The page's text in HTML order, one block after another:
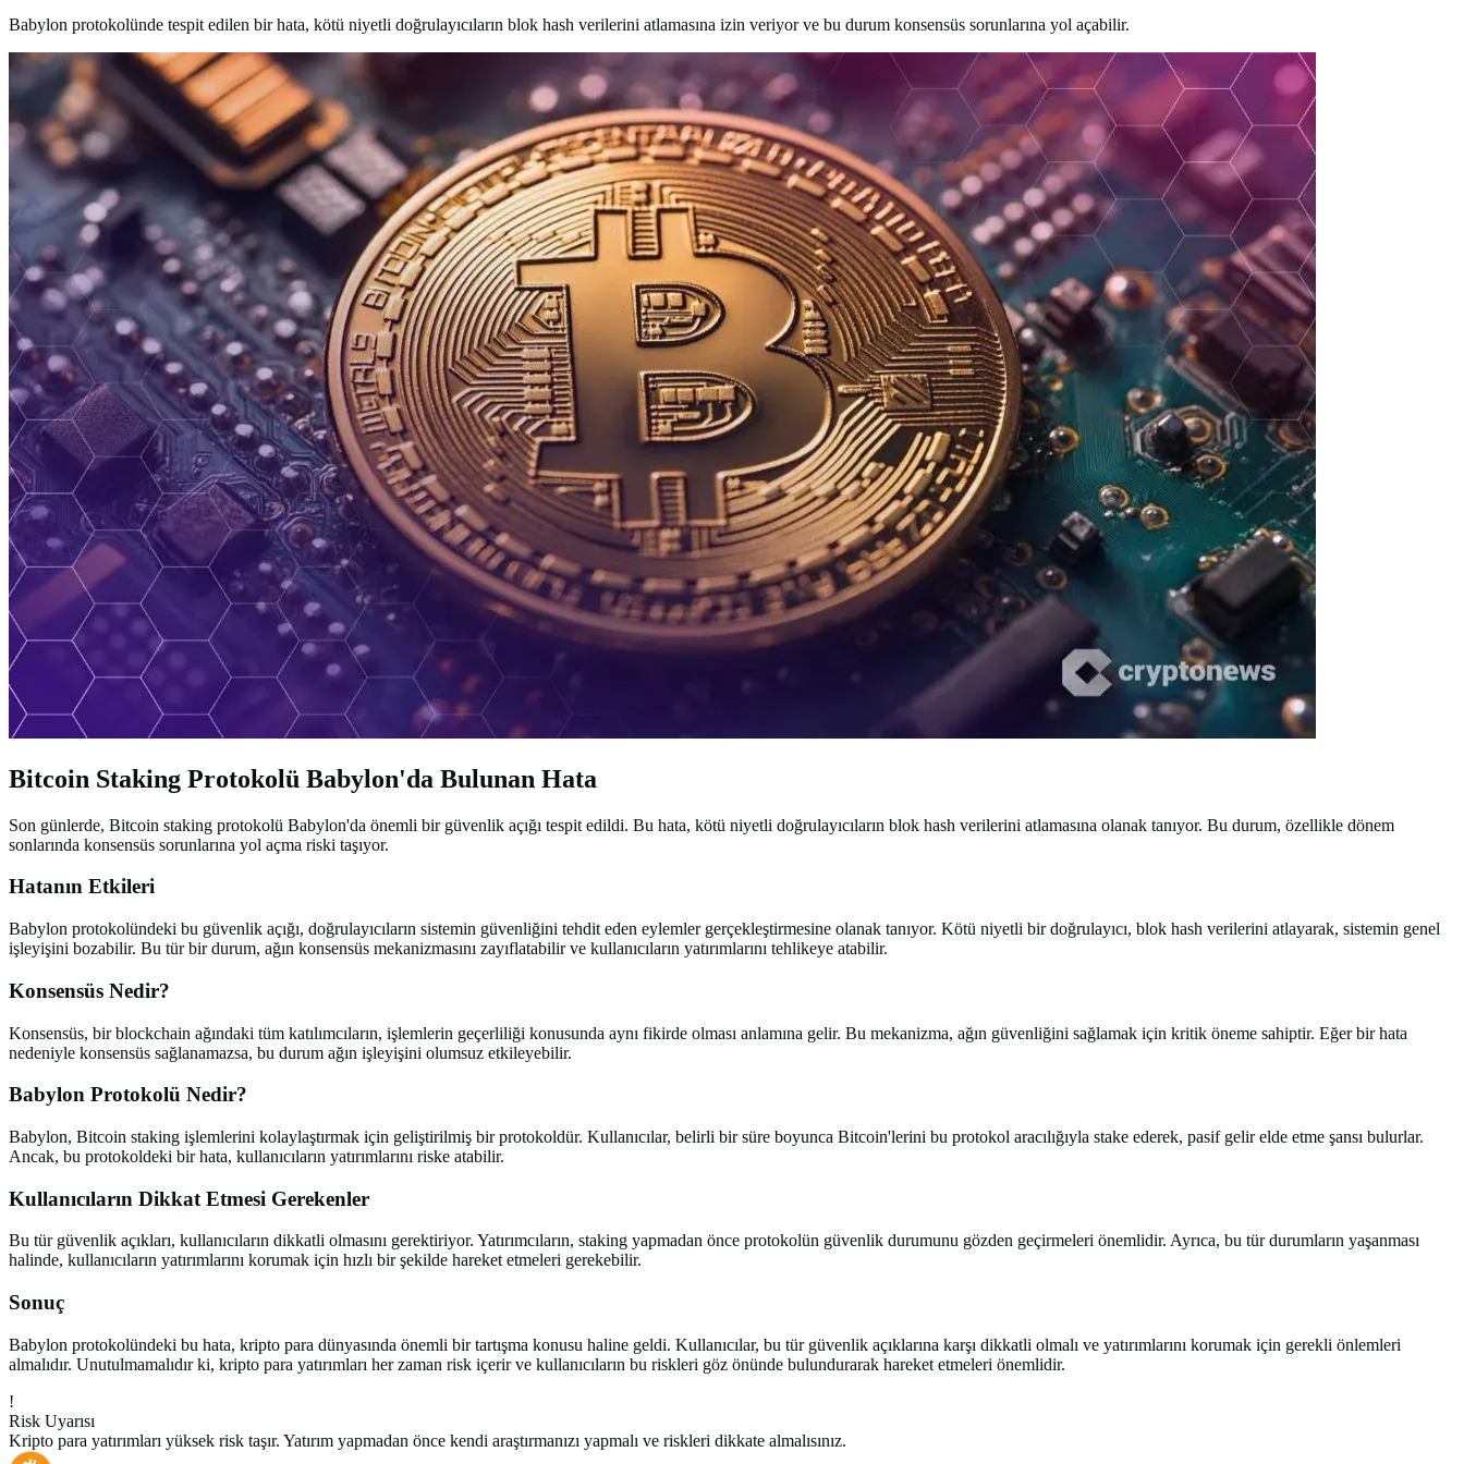
Babylon protokolünde tespit edilen bir hata, kötü niyetli doğrulayıcıların blok hash verilerini atlamasına izin veriyor ve bu durum konsensüs sorunlarına yol açabilir.
Bitcoin Staking Protokolü Babylon'da Bulunan Hata
Son günlerde, Bitcoin staking protokolü Babylon'da önemli bir güvenlik açığı tespit edildi. Bu hata, kötü niyetli doğrulayıcıların blok hash verilerini atlamasına olanak tanıyor. Bu durum, özellikle dönem
sonlarında konsensüs sorunlarına yol açma riski taşıyor.
Hatanın Etkileri
Babylon protokolündeki bu güvenlik açığı, doğrulayıcıların sistemin güvenliğini tehdit eden eylemler gerçekleştirmesine olanak tanıyor. Kötü niyetli bir doğrulayıcı, blok hash verilerini atlayarak, sistemin genel
işleyişini bozabilir. Bu tür bir durum, ağın konsensüs mekanizmasını zayıflatabilir ve kullanıcıların yatırımlarını tehlikeye atabilir.
Konsensüs Nedir?
Konsensüs, bir blockchain ağındaki tüm katılımcıların, işlemlerin geçerliliği konusunda aynı fikirde olması anlamına gelir. Bu mekanizma, ağın güvenliğini sağlamak için kritik öneme sahiptir. Eğer bir hata
nedeniyle konsensüs sağlanamazsa, bu durum ağın işleyişini olumsuz etkileyebilir.
Babylon Protokolü Nedir?
Babylon, Bitcoin staking işlemlerini kolaylaştırmak için geliştirilmiş bir protokoldür. Kullanıcılar, belirli bir süre boyunca Bitcoin'lerini bu protokol aracılığıyla stake ederek, pasif gelir elde etme şansı bulurlar.
Ancak, bu protokoldeki bir hata, kullanıcıların yatırımlarını riske atabilir.
Kullanıcıların Dikkat Etmesi Gerekenler
Bu tür güvenlik açıkları, kullanıcıların dikkatli olmasını gerektiriyor. Yatırımcıların, staking yapmadan önce protokolün güvenlik durumunu gözden geçirmeleri önemlidir. Ayrıca, bu tür durumların yaşanması
halinde, kullanıcıların yatırımlarını korumak için hızlı bir şekilde hareket etmeleri gerekebilir.
Sonuç
Babylon protokolündeki bu hata, kripto para dünyasında önemli bir tartışma konusu haline geldi. Kullanıcılar, bu tür güvenlik açıklarına karşı dikkatli olmalı ve yatırımlarını korumak için gerekli önlemleri
almalıdır. Unutulmamalıdır ki, kripto para yatırımları her zaman risk içerir ve kullanıcıların bu riskleri göz önünde bulundurarak hareket etmeleri önemlidir.
!
Risk Uyarısı
Kripto para yatırımları yüksek risk taşır. Yatırım yapmadan önce kendi araştırmanızı yapmalı ve riskleri dikkate almalısınız.